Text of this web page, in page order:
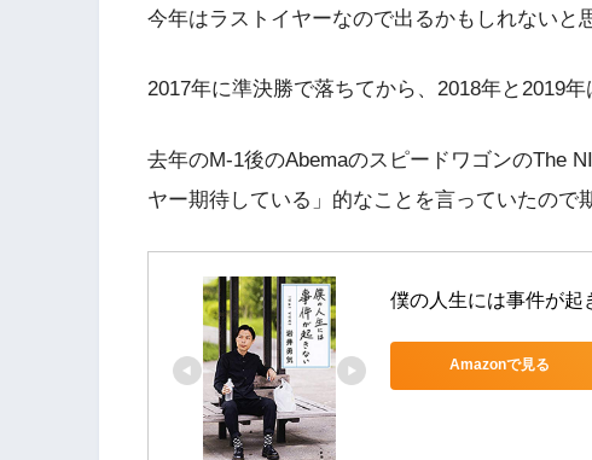
今年はラストイヤーなので出るかもしれないと
2017年に準決勝で落ちてから、2018年と2019年
去年のM-1後のAbemaのスピードワゴンのThe
ヤー期待している」的なことを言っていたので
僕の人生には事件が起
Amazonで見る